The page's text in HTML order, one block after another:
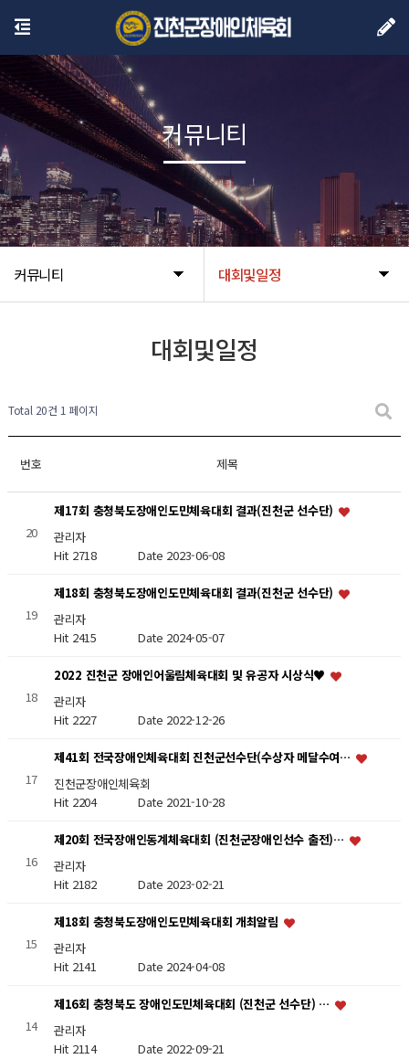
커뮤니티 대회및일정
커뮤니티
대회및일정
Total 20건 1 페이지
번호 제목
20
제17회 충청북도장애인도민체육대회 결과(진천군 선수단)
관리자
Hit 2718 Date 2023-06-08
19
제18회 충청북도장애인도민체육대회 결과(진천군 선수단)
관리자
Hit 2415 Date 2024-05-07
18
2022 진천군 장애인어울림체육대회 및 유공자 시상식♥
관리자
Hit 2227 Date 2022-12-26
17
제41회 전국장애인체육대회 진천군선수단(수상자 메달수여…
진천군장애인체육회
Hit 2204 Date 2021-10-28
16
제20회 전국장애인동계체육대회 (진천군장애인선수 출전)…
관리자
Hit 2182 Date 2023-02-21
15
제18회 충청북도장애인도민체육대회 개최알림
관리자
Hit 2141 Date 2024-04-08
14
제16회 충청북도 장애인도민체육대회 (진천군 선수단) …
관리자
Hit 2114 Date 2022-09-21